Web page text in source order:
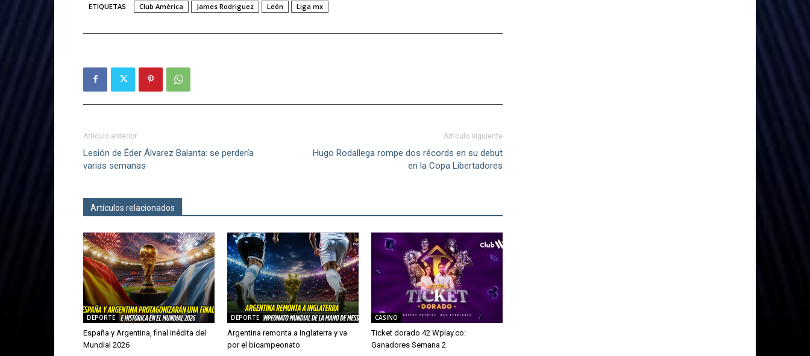
ETIQUETAS Club América James Rodriguez León Liga mx
Artículo anterior
Lesión de Éder Álvarez Balanta: se perdería
varias semanas
Artículo siguiente
Hugo Rodallega rompe dos récords en su debut
en la Copa Libertadores
Artículos relacionados
DEPORTE
España y Argentina, final inédita del
Mundial 2026
DEPORTE
Argentina remonta a Inglaterra y va
por el bicampeonato
CASINO
Ticket dorado 42 Wplay.co:
Ganadores Semana 2